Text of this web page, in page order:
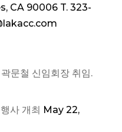
CA 90006 T. 323-
문철 신임회장 취임.
사 개최 May 22,